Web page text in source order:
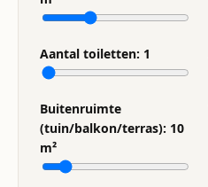
Aantal toiletten: 1
Buitenruimte
(tuin/balkon/terras): 10
m²